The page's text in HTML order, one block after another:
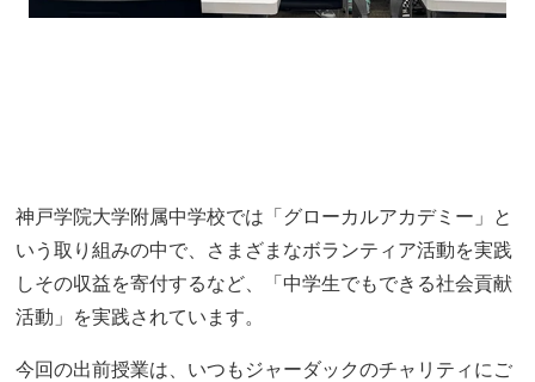
神戸学院大学附属中学校では「グローカルアカデミー」と
いう取り組みの中で、さまざまなボランティア活動を実践
しその収益を寄付するなど、「中学生でもできる社会貢献
活動」を実践されています。
今回の出前授業は、いつもジャーダックのチャリティにご